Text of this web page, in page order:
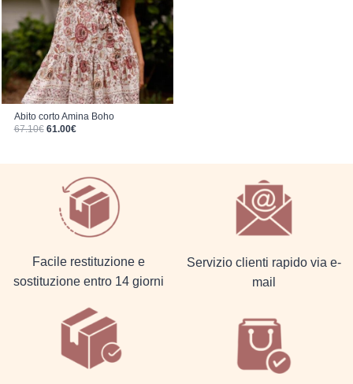
Abito corto Amina Boho
67.10€ Il prezzo originale era: 67.10€.
61.00€Il prezzo attuale è: 61.00€.
Facile restituzione e
sostituzione entro 14 giorni
Servizio clienti rapido via e-
mail